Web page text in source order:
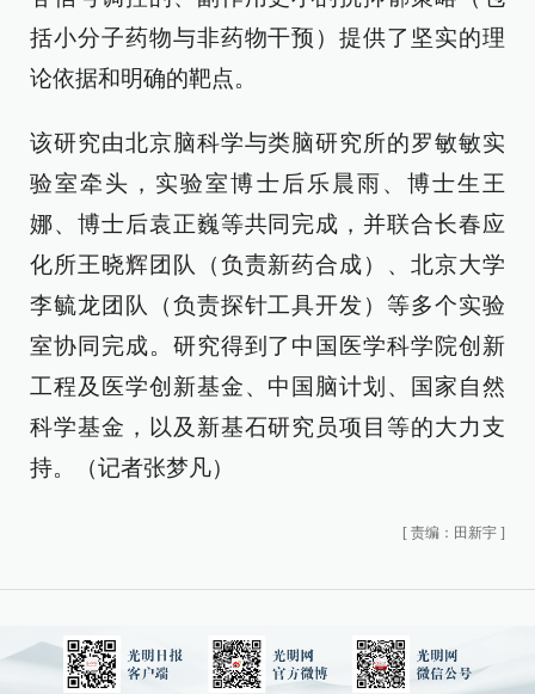
括小分子药物与非药物干预）提供了坚实的理
论依据和明确的靶点。
该研究由北京脑科学与类脑研究所的罗敏敏实
验室牵头，实验室博士后乐晨雨、博士生王
娜、博士后袁正巍等共同完成，并联合长春应
化所王晓辉团队（负责新药合成）、北京大学
李毓龙团队（负责探针工具开发）等多个实验
室协同完成。研究得到了中国医学科学院创新
工程及医学创新基金、中国脑计划、国家自然
科学基金，以及新基石研究员项目等的大力支
持。（记者张梦凡）
[ 责编：田新宇 ]